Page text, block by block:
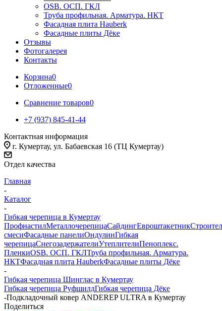
OSB. ОСП. ГКЛ
Труба профильная. Арматура. НКТ
Фасадная плита Hauberk
Фасадные плиты Дёке
Отзывы
Фотогалерея
Контакты
Корзина0
Отложенные0
Сравнение товаров0
+7 (937) 845-41-44
Контактная информация
г. Кумертау, ул. Бабаевская 16 (ТЦ Кумертау)
Отдел качества
Главная
-
Каталог
-
Гибкая черепица в Кумертау
ПрофнастилМеталлочерепицаСайдингЕвроштакетник
смесиФасадные панелиОндулинГибкая
черепицаСнегозадержателиУтеплителиПеноплекс.
ПленкиOSB. ОСП. ГКЛТруба профильная. Арматура.
НКТФасадная плита HauberkФасадные плиты Дёке
-
Гибкая черепица Шинглас в Кумертау
Гибкая черепица РуфшилдГибкая черепица Дёке
-Подкладочный ковер ANDEREP ULTRA в Кумертау
Поделиться